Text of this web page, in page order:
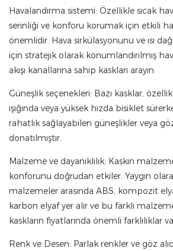
Havalandırma sistemi: Özellikle sıcak
serinliği ve konforu korumak için etkili
önemlidir. Hava sirkülasyonunu ve ısı
için stratejik olarak konumlandırılmış
akışı kanallarına sahip kaskları arayın
Güneşlik seçenekleri: Bazı kasklar,
ışığında veya yüksek hızda bisiklet
rahatlık sağlayabilen güneşlikler veya
donatılmıştır.
Malzeme ve dayanıklılık: Kaskın
konforunu doğrudan etkiler. Yaygın
malzemeler arasında ABS, kompozit
karbon elyaf yer alır ve bu farklı
kaskların fiyatlarında önemli farklılıklar
Renk ve Desen: Parlak renkler ve göz